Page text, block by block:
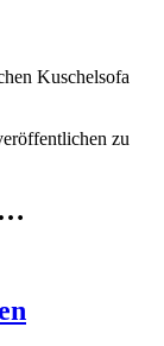
Kuschelsofa
zu
…